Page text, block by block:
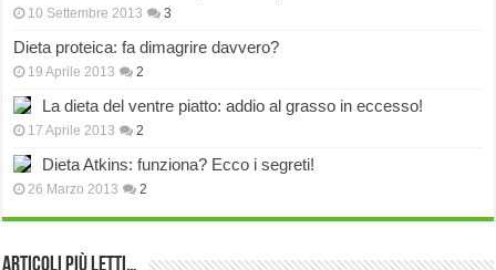
10 Settembre 2013 3
Dieta proteica: fa dimagrire davvero?
19 Aprile 2013 2
La dieta del ventre piatto: addio al grasso in eccesso!
17 Aprile 2013 2
Dieta Atkins: funziona? Ecco i segreti!
26 Marzo 2013 2